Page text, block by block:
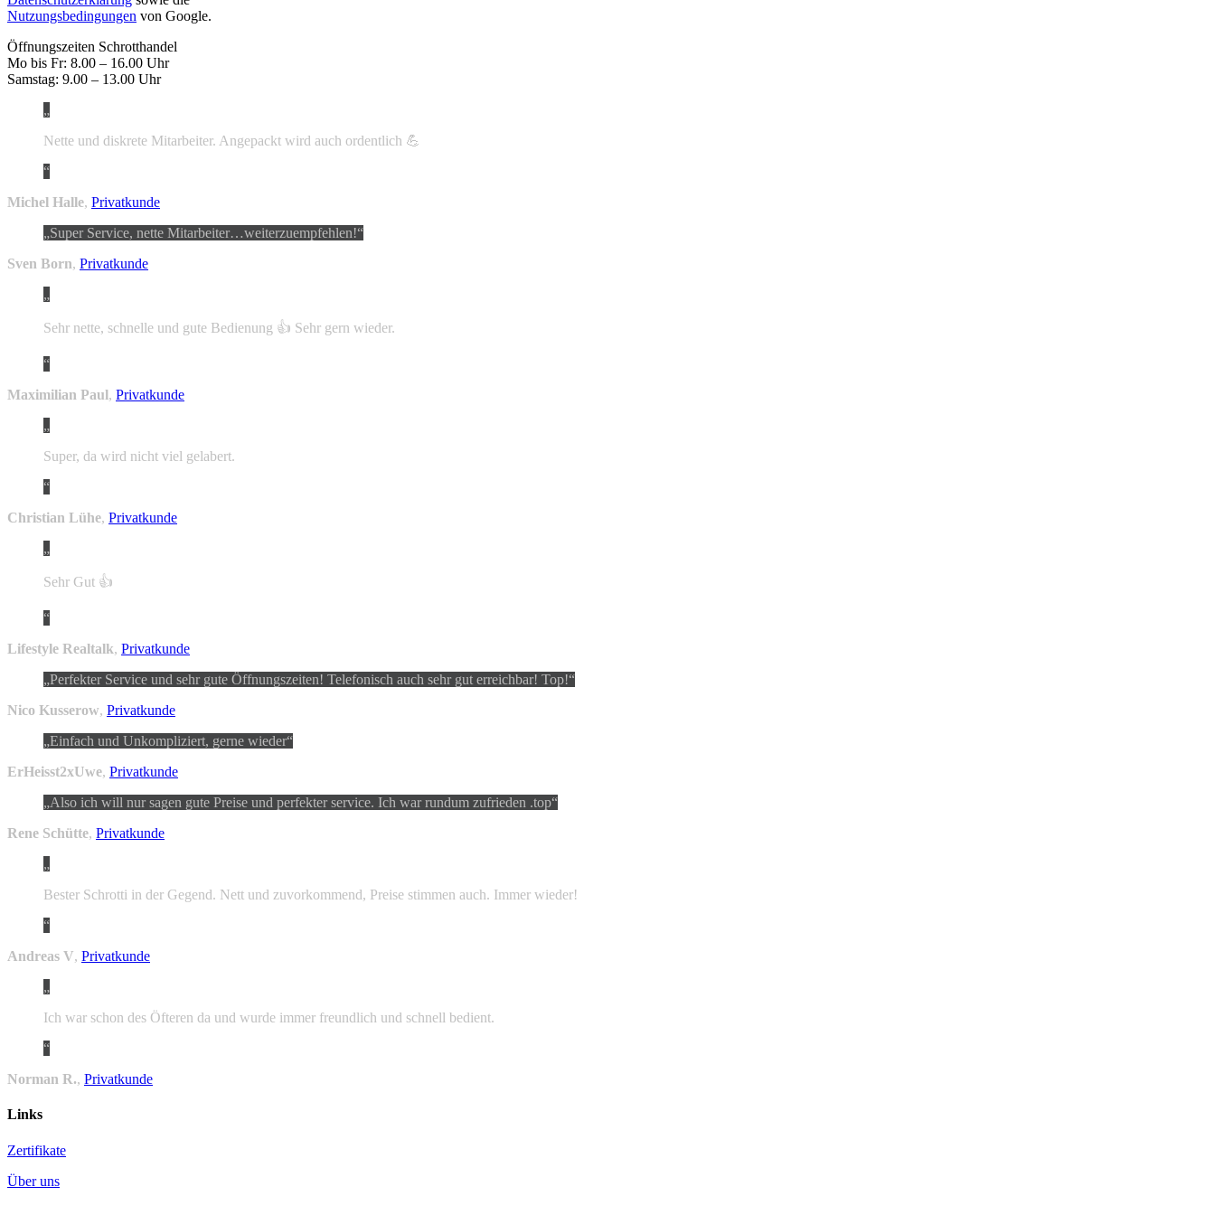
Nutzungsbedingungen von Google.
Öffnungszeiten Schrotthandel
Mo bis Fr: 8.00 – 16.00 Uhr
Samstag: 9.00 – 13.00 Uhr
Nette und diskrete Mitarbeiter. Angepackt wird auch ordentlich 💪
Michel Halle, Privatkunde
Super Service, nette Mitarbeiter…weiterzuempfehlen!
Sven Born, Privatkunde
Sehr nette, schnelle und gute Bedienung 👍 Sehr gern wieder.
Maximilian Paul, Privatkunde
Super, da wird nicht viel gelabert.
Christian Lühe, Privatkunde
Sehr Gut 👍
Lifestyle Realtalk, Privatkunde
Perfekter Service und sehr gute Öffnungszeiten! Telefonisch auch sehr gut erreichbar! Top!
Nico Kusserow, Privatkunde
Einfach und Unkompliziert, gerne wieder
ErHeisst2xUwe, Privatkunde
Also ich will nur sagen gute Preise und perfekter service. Ich war rundum zufrieden .top
Rene Schütte, Privatkunde
Bester Schrotti in der Gegend. Nett und zuvorkommend, Preise stimmen auch. Immer wieder!
Andreas V, Privatkunde
Ich war schon des Öfteren da und wurde immer freundlich und schnell bedient.
Norman R., Privatkunde
Links
Zertifikate
Über uns